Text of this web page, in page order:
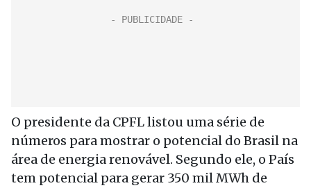
O presidente da CPFL listou uma série de
números para mostrar o potencial do Brasil na
área de energia renovável. Segundo ele, o País
tem potencial para gerar 350 mil MWh de